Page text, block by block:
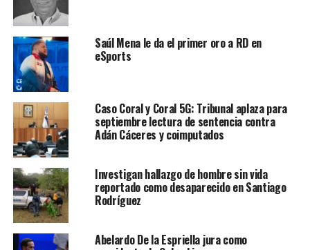
Saúl Mena le da el primer oro a RD en
eSports
Caso Coral y Coral 5G: Tribunal aplaza para
septiembre lectura de sentencia contra
Adán Cáceres y coimputados
Investigan hallazgo de hombre sin vida
reportado como desaparecido en Santiago
Rodríguez
Abelardo De la Espriella jura como